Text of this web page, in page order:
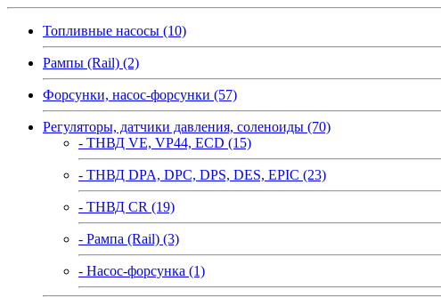
Топливные насосы (10)
Рампы (Rail) (2)
Форсунки, насос-форсунки (57)
Регуляторы, датчики давления, соленоиды (70)
- ТНВД VE, VP44, ECD (15)
- ТНВД DPA, DPC, DPS, DES, EPIC (23)
- ТНВД CR (19)
- Рампа (Rail) (3)
- Насос-форсунка (1)